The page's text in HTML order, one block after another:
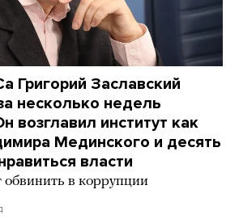
Григорий Заславский
несколько недель
возглавил институт как
Мединского и десять
власти
обвинить в коррупции